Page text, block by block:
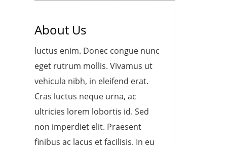
About Us
luctus enim. Donec congue nunc
eget rutrum mollis. Vivamus ut
vehicula nibh, in eleifend erat.
Cras luctus neque urna, ac
ultricies lorem lobortis id. Sed
non imperdiet elit. Praesent
finibus ac lacus et facilisis. In eu